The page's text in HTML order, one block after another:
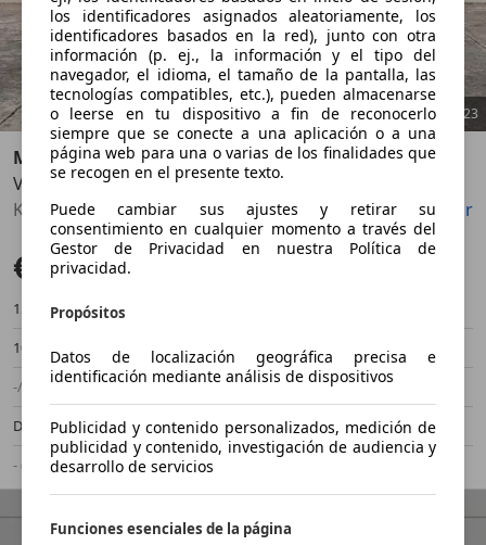
Anterior
23
Mercedes-Benz
Vito 114CDI 136cv
Kilometros garantizados por escrito
Guardar Compartir
€ 17.600
159.000 km
100 kW (136 CV)
Ocasión
-/-
Manual
Diésel
- (l/100 km)
- (g/km)
los identificadores asignados aleatoriamente, los
identificadores basados en la red), junto con otra
información (p. ej., la información y el tipo del
navegador, el idioma, el tamaño de la pantalla, las
tecnologías compatibles, etc.), pueden almacenarse
o leerse en tu dispositivo a fin de reconocerlo
siempre que se conecte a una aplicación o a una
página web para una o varias de los finalidades que
se recogen en el presente texto.
Puede cambiar sus ajustes y retirar su
consentimiento en cualquier momento a través del
Gestor de Privacidad en nuestra Política de
privacidad.
Propósitos
Datos de localización geográfica precisa e
identificación mediante análisis de dispositivos
Publicidad y contenido personalizados, medición de
publicidad y contenido, investigación de audiencia y
desarrollo de servicios
Funciones esenciales de la página